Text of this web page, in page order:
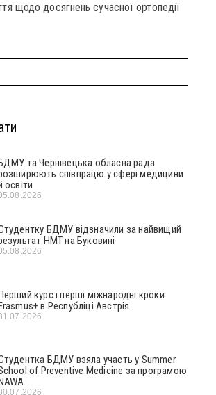
щодо досягнень сучасної ортопедії
та Чернівецька обласна рада
співпрацю у сфері медицини
освіти
БДМУ відзначили за найвищий
НМТ на Буковині
курс і перші міжнародні кроки:
в Республіці Австрія
БДМУ взяла участь у Summer
of Preventive Medicine за програмою